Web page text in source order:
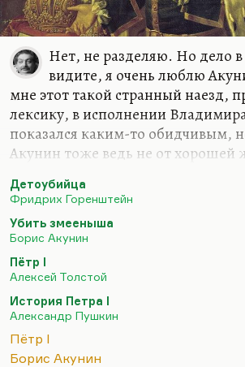
Нет, не разделяю. Но дело
видите, я очень люблю
мне этот такой странный наезд,
лексику, в исполнении
показался каким-то обидчивым,
Акунин тоже ведь не от хорошей
подчеркивать, что это его
да не совсем. Поэтому видите ли,
здесь хочется вспомнить
«Врут, что Ленин был в эмиграции
эмигрант). Всю Россию, степную,
Акунина здесь спорно.
Но отношение Акунина к Петру,
силу моего такого наполовину
Детоубийца
Фридрих Горенштейн
Убить змееныша
Борис Акунин
Пётр I
Алексей Толстой
История Петра I
Александр Пушкин
Пётр I
Борис Акунин